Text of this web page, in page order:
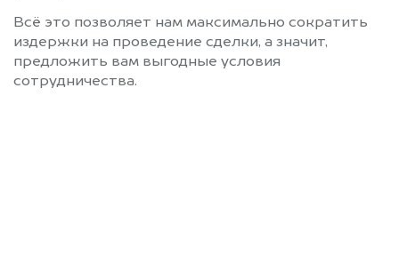
Всё это позволяет нам максимально сократить
издержки на проведение сделки, а значит,
предложить вам выгодные условия
сотрудничества.